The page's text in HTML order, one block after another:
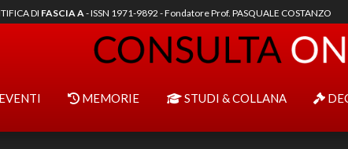
DI FASCIA A- ISSN 1971-9892 - Fondatore Prof. PASQUALE COSTANZO
MEMORIE STUDI & COLLANA